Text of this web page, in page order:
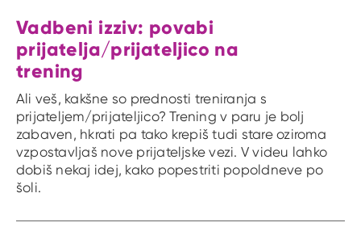
Vadbeni izziv: povabi
prijatelja/prijateljico na
trening
Ali veš, kakšne so prednosti treniranja s
prijateljem/prijateljico? Trening v paru je bolj
zabaven, hkrati pa tako krepiš tudi stare oziroma
vzpostavljaš nove prijateljske vezi. V videu lahko
dobiš nekaj idej, kako popestriti popoldneve po
šoli.